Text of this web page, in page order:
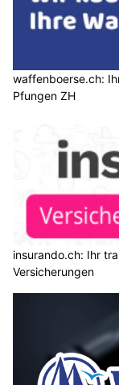
waffenboerse.ch:
Pfungen ZH
insurando.ch: Ihr
Versicherungen